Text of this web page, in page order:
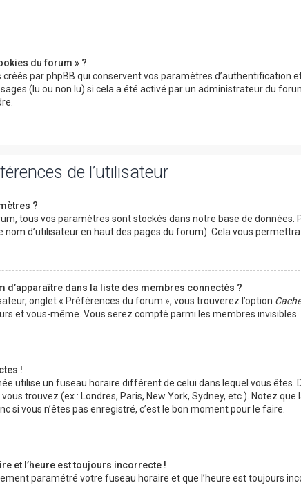
du forum » ?
créés par phpBB qui conservent vos paramètres
(lu ou non lu) si cela a été activé par un administrateur du
de l’utilisateur
?
tous vos paramètres sont stockés dans notre base de données.
nom d’utilisateur en haut des pages du forum). Cela vous
d’apparaître dans la liste des membres connectés ?
onglet « Préférences du forum », vous trouverez l’option
et vous-même. Vous serez compté parmi les membres invisibles.
!
utilise un fuseau horaire différent de celui dans lequel vous êtes.
trouvez (ex : Londres, Paris, New York, Sydney, etc.). Notez
si vous n’êtes pas enregistré, c’est le bon moment pour le faire.
et l’heure est toujours incorrecte !
paramétré votre fuseau horaire et que l’heure est toujours